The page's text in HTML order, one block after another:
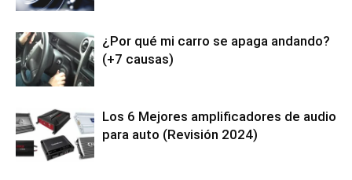
¿Por qué mi carro se apaga andando?
(+7 causas)
Los 6 Mejores amplificadores de audio
para auto (Revisión 2024)